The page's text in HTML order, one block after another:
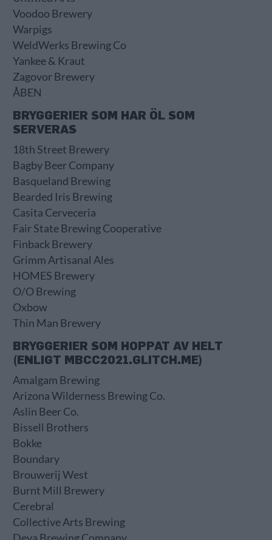
Voodoo Brewery
Warpigs
WeldWerks Brewing Co
Yankee & Kraut
Zagovor Brewery
ÅBEN
BRYGGERIER SOM HAR ÖL SOM
SERVERAS
18th Street Brewery
Bagby Beer Company
Basqueland Brewing
Bearded Iris Brewing
Casita Cerveceria
Fair State Brewing Cooperative
Finback Brewery
Grimm Artisanal Ales
HOMES Brewery
O/O Brewing
Oxbow
Thin Man Brewery
BRYGGERIER SOM HOPPAT AV HELT
(ENLIGT MBCC2021.GLITCH.ME)
Amalgam Brewing
Arizona Wilderness Brewing Co.
Aslin Beer Co.
Bissell Brothers
Bokke
Boundary
Brouwerij West
Burnt Mill Brewery
Cerebral
Collective Arts Brewing